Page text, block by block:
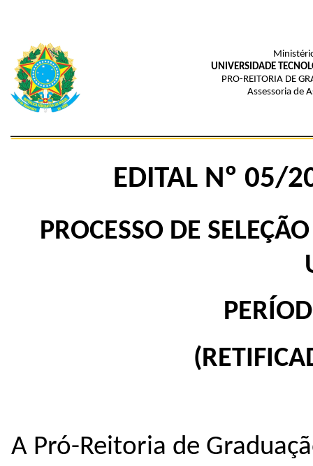
UNIVERSIDADE
PRO-REITORIA DE
Assessoria de
EDITAL Nº 05/
PROCESSO DE
A Pró-Reitoria de